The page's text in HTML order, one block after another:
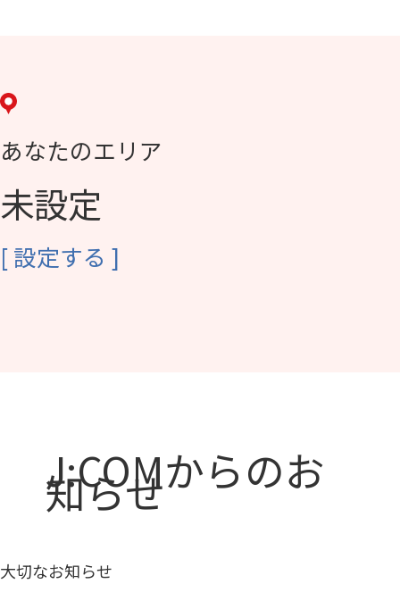
あなたのエリア
未設定
[設定する ]
J:COMからのお
知らせ
大切なお知らせ